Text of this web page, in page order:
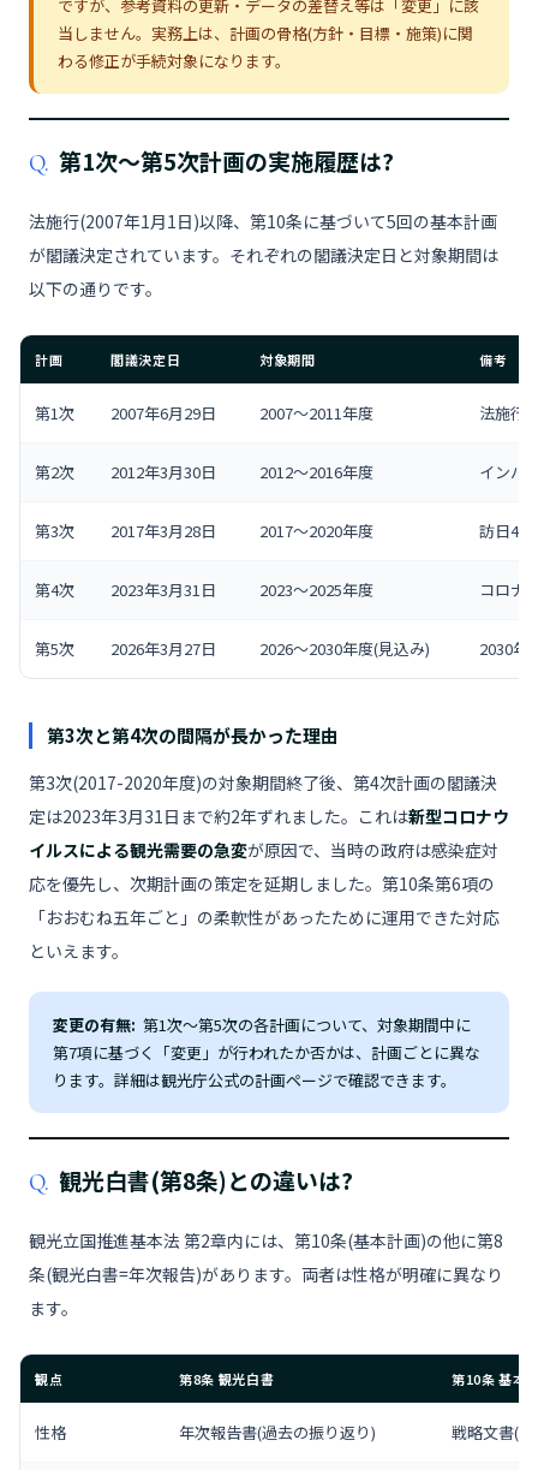
ですが、参考資料の更新・データの差替え等は「変更」に該
当しません。実務上は、計画の骨格(方針・目標・施策)に関
わる修正が手続対象になります。
Q. 第1次〜第5次計画の実施履歴は?
法施行(2007年1月1日)以降、第10条に基づいて5回の基本計画
が閣議決定されています。それぞれの閣議決定日と対象期間は
以下の通りです。
計画 閣議決定日 対象期間 備考
第1次 2007年6月29日 2007〜2011年度 法施行
第2次 2012年3月30日 2012〜2016年度 インバ
第3次 2017年3月28日 2017〜2020年度 訪日
第4次 2023年3月31日 2023〜2025年度 コロナ
第5次 2026年3月27日 2026〜2030年度(見込み) 2030年
第3次と第4次の間隔が長かった理由
第3次(2017-2020年度)の対象期間終了後、第4次計画の閣議決
定は2023年3月31日まで約2年ずれました。これは新型コロナウ
イルスによる観光需要の急変が原因で、当時の政府は感染症対
応を優先し、次期計画の策定を延期しました。第10条第6項の
「おおむね五年ごと」の柔軟性があったために運用できた対応
といえます。
変更の有無: 第1次〜第5次の各計画について、対象期間中に
第7項に基づく「変更」が行われたか否かは、計画ごとに異な
ります。詳細は観光庁公式の計画ページで確認できます。
Q. 観光白書(第8条)との違いは?
観光立国推進基本法 第2章内には、第10条(基本計画)の他に第8
条(観光白書=年次報告)があります。両者は性格が明確に異なり
ます。
観点 第8条 観光白書 第10条 基本
性格 年次報告書(過去の振り返り) 戦略文書(